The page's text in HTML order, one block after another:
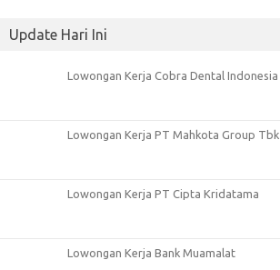
Update Hari Ini
Lowongan Kerja Cobra Dental Indonesia
Lowongan Kerja PT Mahkota Group Tbk
Lowongan Kerja PT Cipta Kridatama
Lowongan Kerja Bank Muamalat